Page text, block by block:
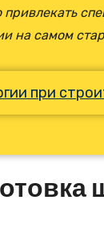
на самом
при